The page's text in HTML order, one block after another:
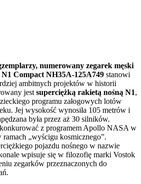
numerowany zegarek męski
Compact NH35A-125A749 stanowi
ambitnych projektów w historii
jest superciężką rakietą nośną N1,
programu załogowych lotów
Jej wysokość wynosiła 105 metrów i
była przez aż 30 silników.
z programem Apollo NASA w
„wyścigu kosmicznego”.
pojazdu nośnego w nazwie
wpisuje się w filozofię marki Vostok
zegarków przeznaczonych do